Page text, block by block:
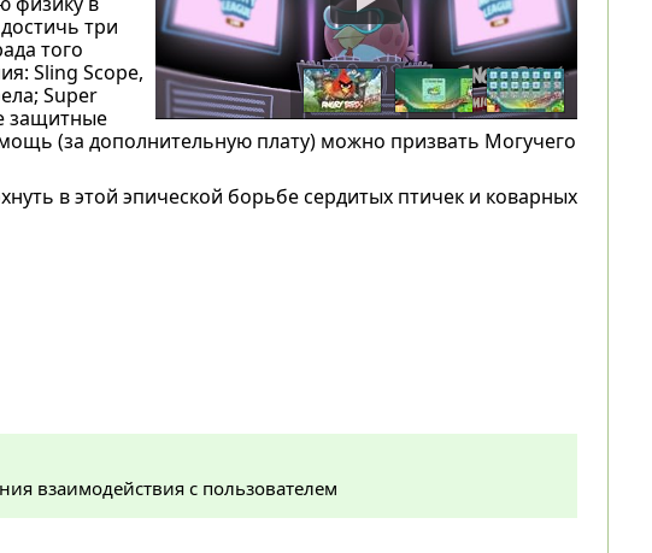
три
того
Sling Scope,
Super
защитные
(за дополнительную плату) можно призвать Могучего
в этой эпической борьбе сердитых птичек и коварных
взаимодействия с пользователем